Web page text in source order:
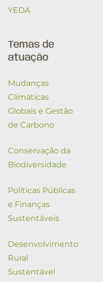
YEDA
Temas de
atuação
Mudanças
Climáticas
Globais e Gestão
de Carbono
Conservação da
Biodiversidade
Políticas Públicas
e Finanças
Sustentáveis
Desenvolvimento
Rural
Sustentável